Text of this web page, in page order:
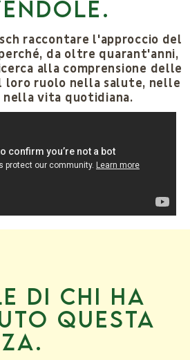
raccontare l'approccio del
da oltre quarant'anni,
alla comprensione delle
loro ruolo nella salute, nelle
nella vita quotidiana.
di chi ha
questa